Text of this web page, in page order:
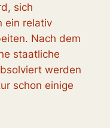
sich
ein relativ
Nach dem
staatliche
werden
schon einige